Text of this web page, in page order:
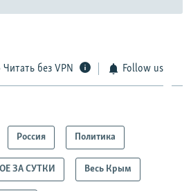
Читать без VPN Follow us
Россия Политика
ЗА СУТКИ Весь Крым